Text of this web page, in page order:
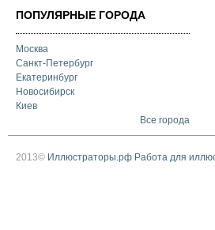
ПОПУЛЯРНЫЕ ГОРОДА
Москва
Санкт-Петербург
Екатеринбург
Новосибирск
Киев
Все города
2013© Иллюстраторы.рф Работа для